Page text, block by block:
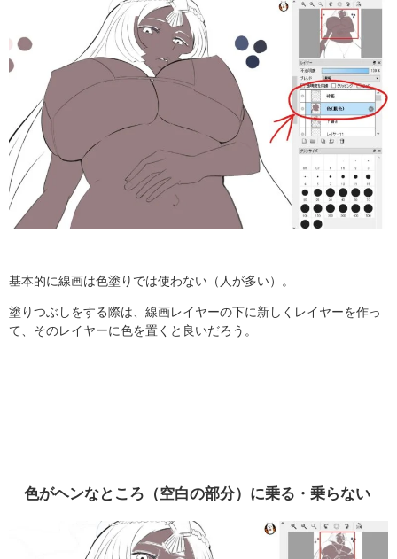
基本的に線画は色塗りでは使わない（人が多い）。
塗りつぶしをする際は、線画レイヤーの下に新しくレイヤーを作っ
て、そのレイヤーに色を置くと良いだろう。
色がヘンなところ（空白の部分）に乗る・乗らない